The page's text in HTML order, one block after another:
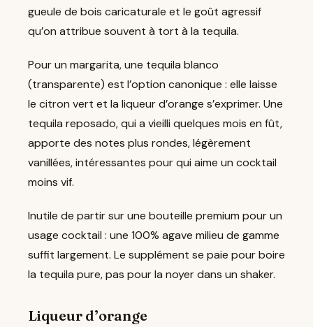
gueule de bois caricaturale et le goût agressif
qu’on attribue souvent à tort à la tequila.
Pour un margarita, une tequila blanco
(transparente) est l’option canonique : elle laisse
le citron vert et la liqueur d’orange s’exprimer. Une
tequila reposado, qui a vieilli quelques mois en fût,
apporte des notes plus rondes, légèrement
vanillées, intéressantes pour qui aime un cocktail
moins vif.
Inutile de partir sur une bouteille premium pour un
usage cocktail : une 100% agave milieu de gamme
suffit largement. Le supplément se paie pour boire
la tequila pure, pas pour la noyer dans un shaker.
Liqueur d’orange